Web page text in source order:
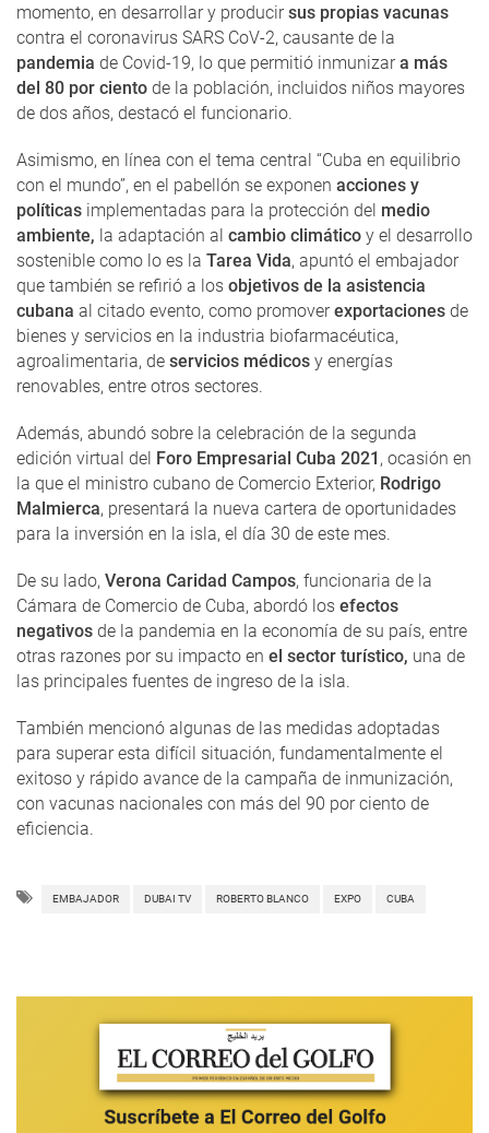
momento, en desarrollar y producirsus propias vacunas
contra el coronavirus SARS CoV-2, causante de la
pandemia de Covid-19, lo que permitió inmunizara más
del 80 por ciento de la población, incluidos niños mayores
de dos años, destacó el funcionario.
Asimismo, en línea con el tema central “Cuba en equilibrio
con el mundo”, en el pabellón se exponen acciones y
políticas implementadas para la protección del medio
ambiente, la adaptación al cambio climático y el desarrollo
sostenible como lo es la Tarea Vida, apuntó el embajador
que también se refirió a los objetivos de la asistencia
cubana al citado evento, como promoverexportaciones de
bienes y servicios en la industria biofarmacéutica,
agroalimentaria, de servicios médicos y energías
renovables, entre otros sectores.
Además, abundó sobre la celebración de la segunda
edición virtual del Foro Empresarial Cuba 2021 , ocasión en
la que el ministro cubano de Comercio Exterior, Rodrigo
Malmierca, presentará la nueva cartera de oportunidades
para la inversión en la isla, el día 30 de este mes.
De su lado, Verona Caridad Campos, funcionaria de la
Cámara de Comercio de Cuba, abordó los efectos
negativos de la pandemia en la economía de su país, entre
otras razones por su impacto en el sector turístico, una de
las principales fuentes de ingreso de la isla.
También mencionó algunas de las medidas adoptadas
para superar esta difícil situación, fundamentalmente el
exitoso y rápido avance de la campaña de inmunización,
con vacunas nacionales con más del 90 por ciento de
eficiencia.
EMBAJADOR DUBAI TV ROBERTO BLANCO EXPO CUBA